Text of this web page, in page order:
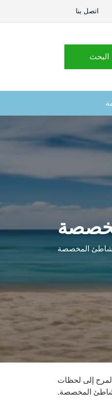
اتصل بنا
البحث
المخصصة
إلى لحظات
المخصصة.